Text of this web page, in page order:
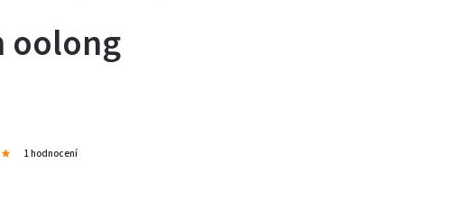
oolong
1 hodnocení